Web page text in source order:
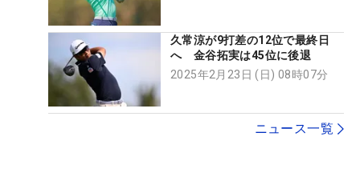
久常涼が9打差の12位で最終日
へ 金谷拓実は45位に後退
2025年2月23日 (日) 08時07分
ニュース一覧